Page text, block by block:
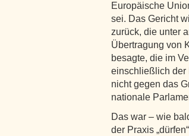
Europäische
sei. Das Gericht
zurück, die unter
Übertragung von
besagte, die im
einschließlich der
nicht gegen das
nationale
Das war – wie
der Praxis